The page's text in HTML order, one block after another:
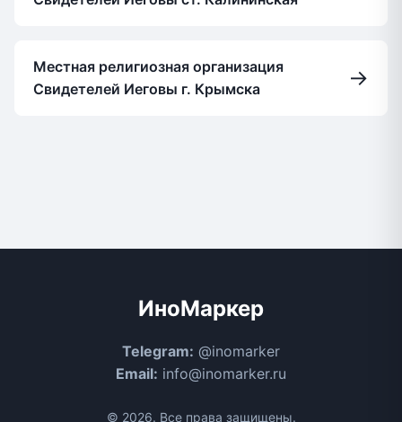
Местная религиозная организация
Свидетелей Иеговы г. Крымска
→
ИноМаркер
Telegram: @inomarker
Email: info@inomarker.ru
© 2026. Все права защищены.